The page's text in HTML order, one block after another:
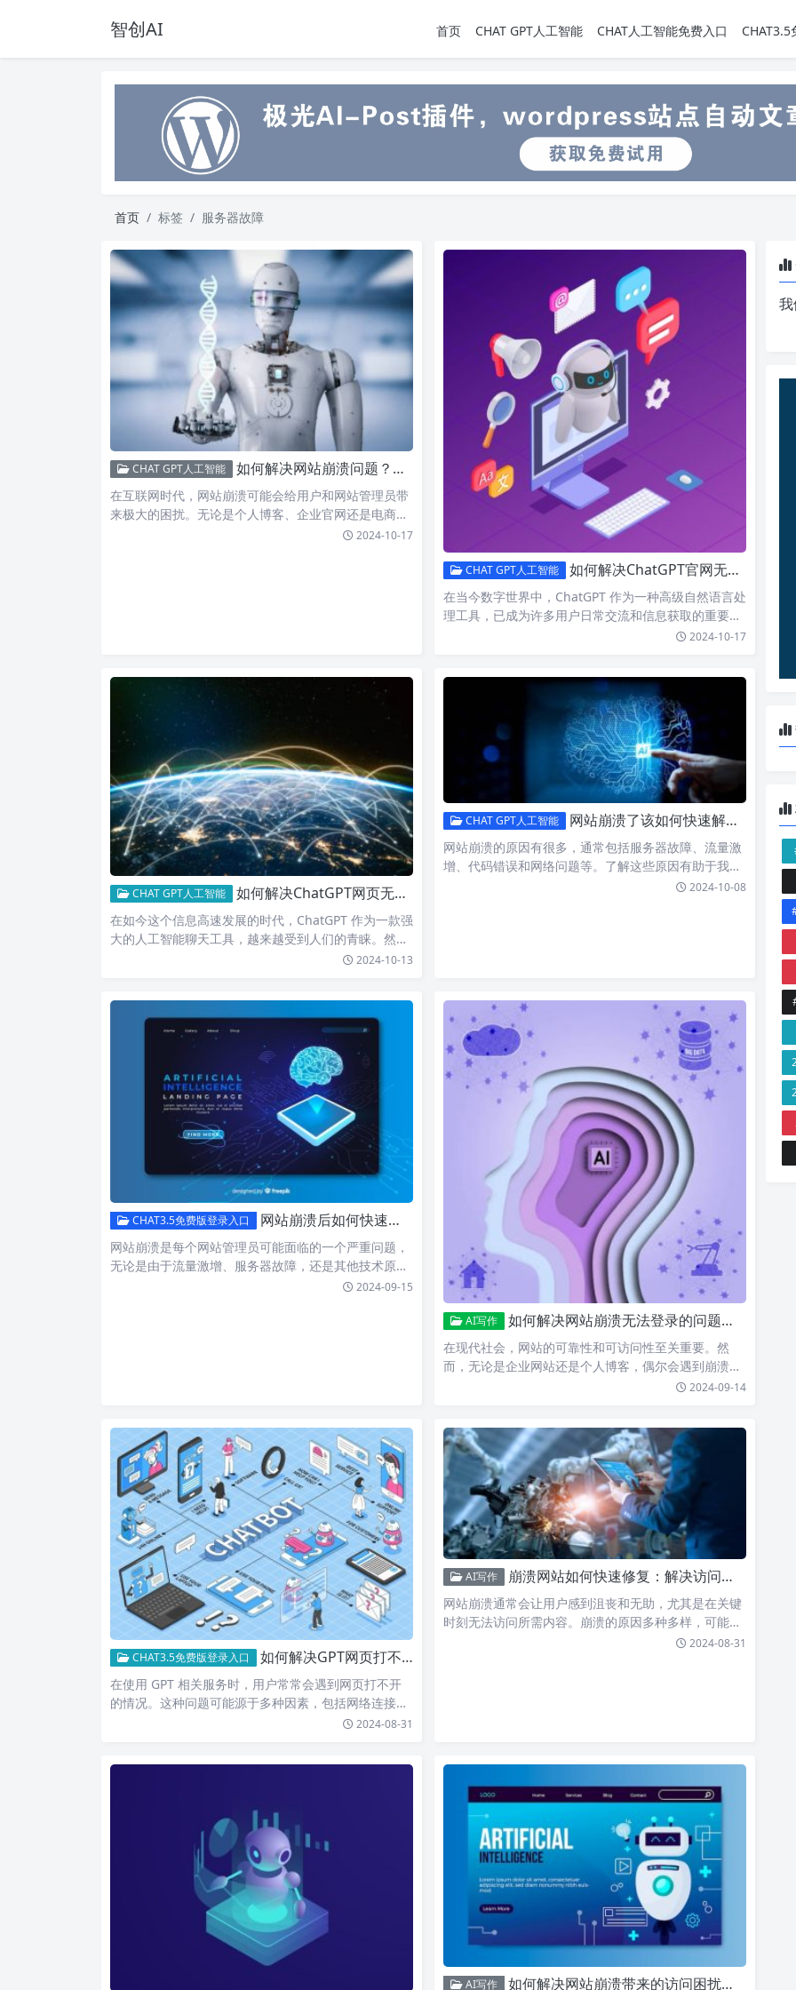
智创AI 首页 CHAT GPT人工智能 CHAT人工智能免费入口
首页 标签 服务器故障
CHAT GPT人工智能 如何解决网站崩溃问题？从检测登录状态到恢复正常访问的全面指南！
在互联网时代，网站崩溃可能会给用户和网站管理员带
来极大的困扰。无论是个人博客、企业官网还是电商平
2024-10-17
CHAT GPT人工智能 如何解决ChatGPT官网无法访问的问题？深度解析原因与修复方案！
在当今数字世界中，ChatGPT 作为一种高级自然语言处
理工具，已成为许多用户日常交流和信息获取的重要平
2024-10-17
CHAT GPT人工智能 如何解决ChatGPT网页无法访问的各种问题及解决方案指南
在如今这个信息高速发展的时代，ChatGPT 作为一款强
大的人工智能聊天工具，越来越受到人们的青睐。然
2024-10-13
CHAT GPT人工智能 网站崩溃了该如何快速解决，不再纠结于无法登录的烦恼！
网站崩溃的原因有很多，通常包括服务器故障、流量激
增、代码错误和网络问题等。了解这些原因有助于我们
2024-10-08
CHAT3.5免费版登录入口 网站崩溃后如何快速恢复？常见问题及解决办法全解析！
网站崩溃是每个网站管理员可能面临的一个严重问题，
无论是由于流量激增、服务器故障，还是其他技术原
2024-09-15
AI写作 如何解决网站崩溃无法登录的问题并恢复正常访问状态的方法分析与建议
在现代社会，网站的可靠性和可访问性至关重要。然
而，无论是企业网站还是个人博客，偶尔会遇到崩溃无
2024-09-14
CHAT3.5免费版登录入口 如何解决GPT网页打不开的问题，确保访问顺畅并恢复正常使用体验
在使用 GPT 相关服务时，用户常常会遇到网页打不开
的情况。这种问题可能源于多种因素，包括网络连接问
2024-08-31
AI写作 崩溃网站如何快速修复：解决访问问题的终极指南与步骤分享
网站崩溃通常会让用户感到沮丧和无助，尤其是在关键
时刻无法访问所需内容。崩溃的原因多种多样，可能包
2024-08-31
AI写作 如何解决网站崩溃带来的访问困扰，轻松实现高效修复与重新登录教程。